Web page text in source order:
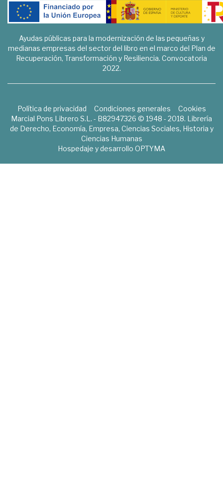
Ayudas públicas para la modernización de las pequeñas y
medianas empresas del sector del libro en el marco del Plan de
Recuperación, Transformación y Resiliencia. Convocatoria
2022.
Política de privacidad Condiciones generales
Cookies
Marcial Pons Librero S.L. - B82947326 © 1948 - 2018. Librería
de Derecho, Economía, Empresa, Ciencias Sociales, Historia y
Ciencias Humanas
Hospedaje y desarrollo OPTYMA